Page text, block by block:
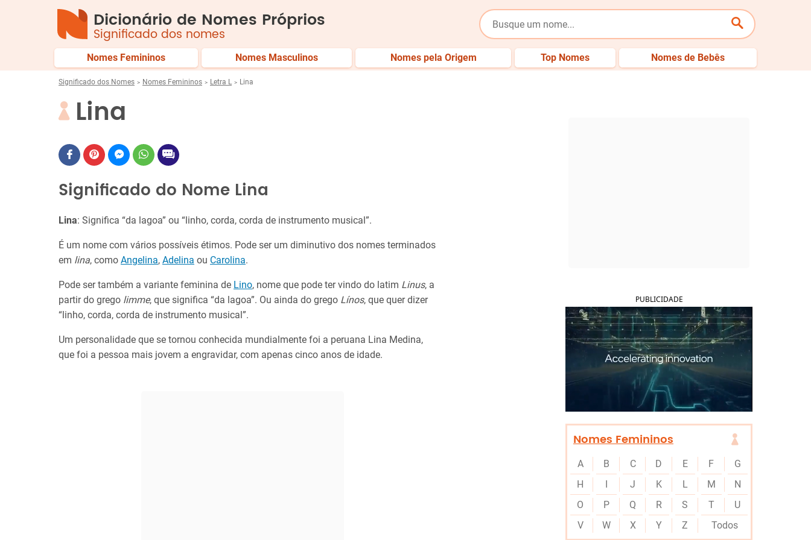
Dicionário de Nomes Próprios
Significado dos nomes
Nomes Femininos Nomes Masculinos Nomes pela Origem Top Nomes Nomes de Bebês
Significado dos Nomes Nomes Femininos Letra L Lina
Lina
Significado do Nome Lina
Lina: Significa “da lagoa” ou “linho, corda, corda de instrumento musical”.
É um nome com vários possíveis étimos. Pode ser um diminutivo dos nomes terminados
em lina, como Angelina, Adelina ou Carolina.
Pode ser também a variante feminina de Lino, nome que pode ter vindo do latim Linus, a
partir do grego limme, que significa “da lagoa”. Ou ainda do grego Línos, que quer dizer
“linho, corda, corda de instrumento musical”.
Um personalidade que se tornou conhecida mundialmente foi a peruana Lina Medina,
que foi a pessoa mais jovem a engravidar, com apenas cinco anos de idade.
PUBLICIDADE
Nomes Femininos
A B C D E F
G
H
I J K L M
N
O
P Q R S T
U
V
W X Y Z Todos